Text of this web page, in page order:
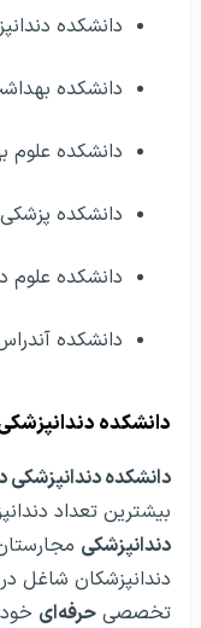
دانشکده
دانشکده
دانشکده علوم
دانشکده پزشکی
دانشکده علوم
دانشکده
دانشکده
دانشکده
بیشترین تعداد
دندانپزشکی
دندانپزشکان شاغل
تخصصی حرفه‌ای